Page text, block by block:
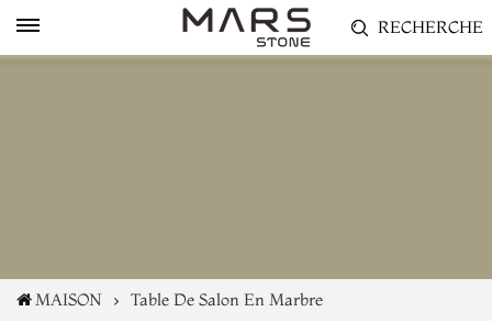
RECHERCHE
MAISON Table De Salon En Marbre